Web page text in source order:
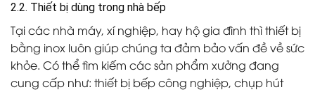
2.2. Thiết bị dùng trong nhà bếp
Tại các nhà máy, xí nghiệp, hay hộ gia đình thì thiết bị
bằng inox luôn giúp chúng ta đảm bảo vấn đề về sức
khỏe. Có thể tìm kiếm các sản phẩm xưởng đang
cung cấp như: thiết bị bếp công nghiệp, chụp hút